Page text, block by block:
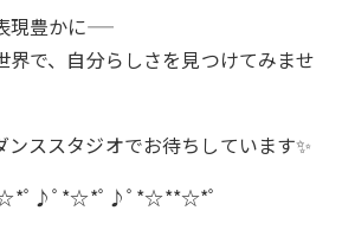
豊かに――
界で、自分らしさを見つけてみませ
ンススタジオでお待ちしています✨
ﾟ♪ﾟ*☆*ﾟ♪ﾟ*☆**☆*ﾟ